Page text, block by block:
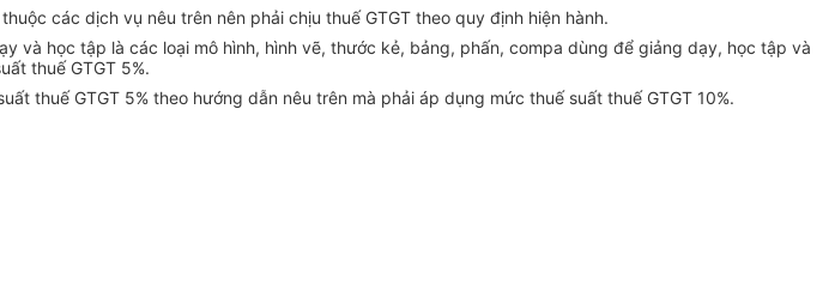
các dịch vụ nêu trên nên phải chịu thuế GTGT theo quy định hiện hành.
và học tập là các loại mô hình, hình vẽ, thước kẻ, bảng, phấn, compa dùng để giảng dạy, học tập và
thuế GTGT 5%.
thuế GTGT 5% theo hướng dẫn nêu trên mà phải áp dụng mức thuế suất thuế GTGT 10%.